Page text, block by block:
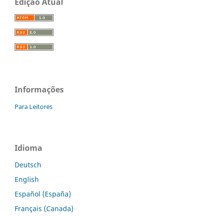
Informações
Para Leitores
Idioma
Deutsch
English
Español (España)
Français (Canada)